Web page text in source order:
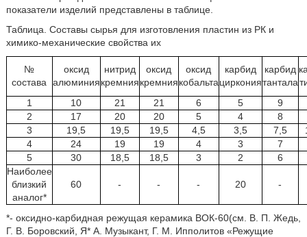
показатели изделий представлены в таблице.
Таблица. Составы сырья для изготовления пластин из РК и
химико-механические свойства их
№
состава
оксид
алюминия
нитрид
кремния
оксид
кремния
оксид
кобальта
карбид
циркония
карбид
тантала
1
10 21 21 6 5
9
2
17 20 20 5 4
8
3
19,5 19,5 19,5 4,5 3,5 7,5
4
24 19 19 4 3
7
5
30 18,5 18,5 3 2
6
Наиболее
близкий
аналог*
60 - - - 20 -
*- оксидно-карбидная режущая керамика ВОК-60(см. В. П. Жедь,
Г. В. Боровский, Я* А. Музыкант, Г. М. Ипполитов «Режущие